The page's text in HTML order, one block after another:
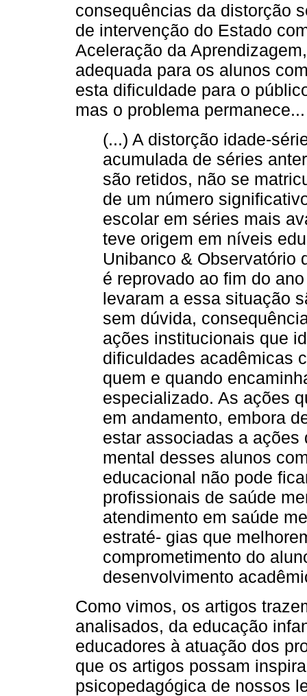
consequências da distorção
de intervenção do Estado
Aceleração da
adequada para os alunos
esta dificuldade para o
mas o problema permanece...
(...) A distorção idade-
acumulada de séries
são retidos, não se
de um número
escolar em séries mais
teve origem em níveis
Unibanco & Observatório
é reprovado ao fim do
levaram a essa situação
sem dúvida,
ações institucionais que
dificuldades acadêmicas
quem e quando
especializado. As ações
em andamento, embora
estar associadas a
mental desses alunos
educacional não pode
profissionais de saúde
atendimento em saúde
estraté- gias que
comprometimento do
desenvolvimento
Como vimos, os artigos
analisados, da educação
educadores à atuação dos
que os artigos possam
psicopedagógica de nossos